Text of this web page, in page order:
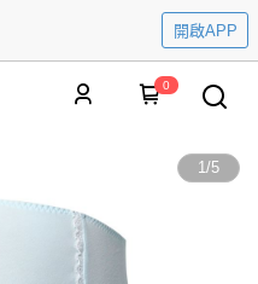
開啟APP
0
1/5